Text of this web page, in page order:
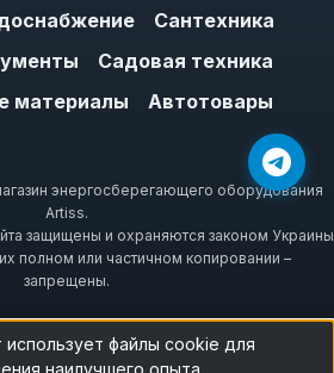
(до 5 кг) нужна лента 25
превышает 5 кг,
предотвратит срыв.
обезжирьте
или ацетоном — это
на 30%. При
+10 °C прогрейте ленту
Сантехника
Садовая техника
материалы
Автотовары
энергосберегающего оборудования
Artiss.
защищены и охраняются законом Украины
полном или частичном копировании –
запрещены.
использует файлы cookie для